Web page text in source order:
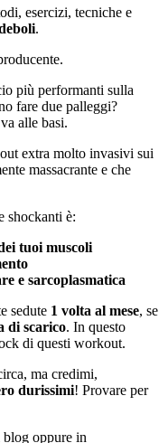
esercizi, tecniche e
.
più performanti sulla
fare due palleggi?
alle basi.
extra molto invasivi sui
massacrante e che
shockanti è:
tuoi muscoli
e sarcoplasmatica
sedute 1 volta al mese, se
di scarico. In questo
di questi workout.
ma credimi,
durissimi! Provare per
blog oppure in